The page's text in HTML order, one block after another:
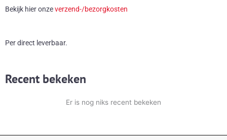
Bekijk hier onzeverzend-/bezorgkosten
Per direct leverbaar.
Recent bekeken
Er is nog niks recent bekeken